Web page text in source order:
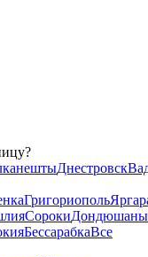
Днестровск
Григориополь
СорокиДондюшаны
БессарабкаВсе